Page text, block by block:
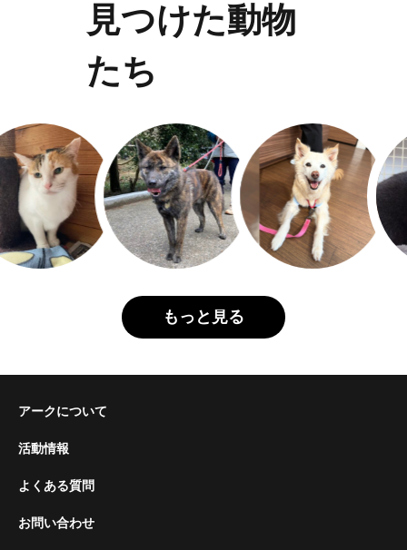
見つけた動物
たち
もっと見る
アークについて
活動情報
よくある質問
お問い合わせ